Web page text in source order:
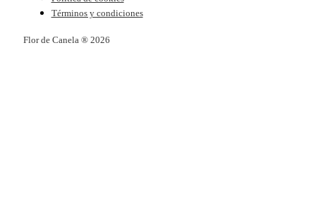
Términos y condiciones
Flor de Canela ® 2026